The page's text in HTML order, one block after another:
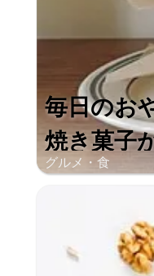
毎日のお
焼き菓子
グルメ・食